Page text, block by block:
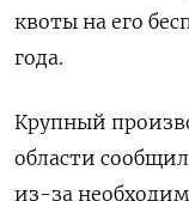
квоты на его
года.
Крупный
области
из-за